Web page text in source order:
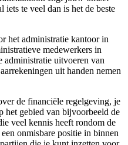
iets te veel dan is het de beste
het administratie kantoor in
medewerkers in
administratie uitvoeren van
uit handen nemen
de financiële regelgeving, je
het gebied van bijvoorbeeld de
veel kennis heeft rondom de
onmisbare positie in binnen